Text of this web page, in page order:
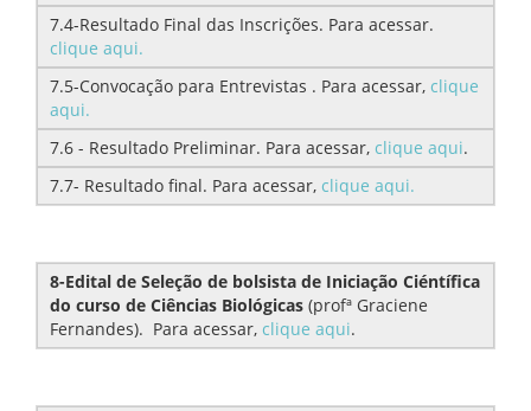
7.4-Resultado Final das Inscrições. Para acessar.
clique aqui.
7.5-Convocação para Entrevistas . Para acessar, clique
aqui.
7.6 - Resultado Preliminar. Para acessar, clique aqui.
7.7- Resultado final. Para acessar, clique aqui.
8-Edital de Seleção de bolsista de Iniciação Ciéntífica
do curso de Ciências Biológicas (profª Graciene
Fernandes). Para acessar, clique aqui.